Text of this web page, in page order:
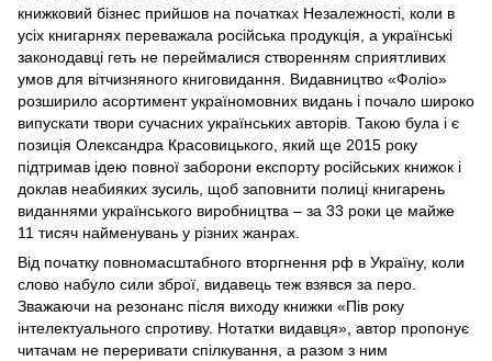
книжковий бізнес прийшов на початках Незалежності, коли в
усіх книгарнях переважала російська продукція, а українські
законодавці геть не переймалися створенням сприятливих
умов для вітчизняного книговидання. Видавництво «Фоліо»
розширило асортимент україномовних видань і почало широко
випускати твори сучасних українських авторів. Такою була і є
позиція Олександра Красовицького, який ще 2015 року
підтримав ідею повної заборони експорту російських книжок і
доклав неабияких зусиль, щоб заповнити полиці книгарень
виданнями українського виробництва – за 33 роки це майже
11 тисяч найменувань у різних жанрах.
Від початку повномасштабного вторгнення рф в Україну, коли
слово набуло сили зброї, видавець теж взявся за перо.
Зважаючи на резонанс після виходу книжки «Пів року
інтелектуального спротиву. Нотатки видавця», автор пропонує
читачам не переривати спілкування, а разом з ним